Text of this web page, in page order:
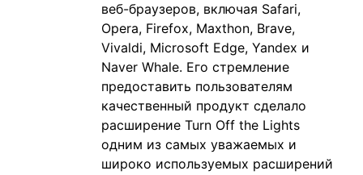
веб-браузеров, включая Safari,
Opera, Firefox, Maxthon, Brave,
Vivaldi, Microsoft Edge, Yandex и
Naver Whale. Его стремление
предоставить пользователям
качественный продукт сделало
расширение Turn Off the Lights
одним из самых уважаемых и
широко используемых расширений